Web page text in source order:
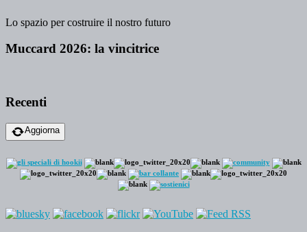
Lo spazio per costruire il nostro futuro
Muccard 2026: la vincitrice
Recenti
Aggiorna